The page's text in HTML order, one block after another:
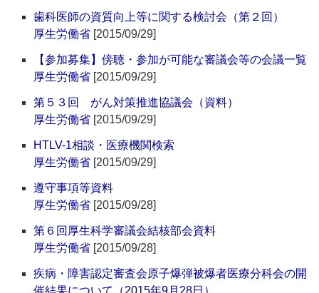
歯科医師の資質向上等に関する検討会（第２回）
厚生労働省 [2015/09/29]
【参加募集】傍聴・参加が可能な審議会等の会議一覧
厚生労働省 [2015/09/29]
第５３回 がん対策推進協議会（資料）
厚生労働省 [2015/09/29]
HTLV-1相談・医療機関検索
厚生労働省 [2015/09/29]
遵守事項等資料
厚生労働省 [2015/09/28]
第６回厚生科学審議会結核部会資料
厚生労働省 [2015/09/28]
疾病・障害認定審査会原子爆弾被爆者医療分科会の開